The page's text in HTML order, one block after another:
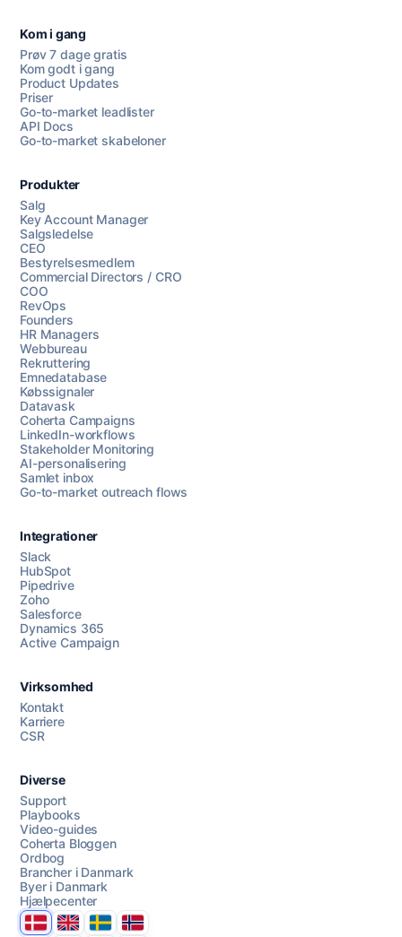
Chat med os
AI Campaign Assist
Kom i gang
Prøv 7 dage gratis
Kom godt i gang
Product Updates
Priser
Go-to-market leadlister
API Docs
Go-to-market skabeloner
Produkter
Salg
Key Account Manager
Salgsledelse
CEO
Bestyrelsesmedlem
Commercial Directors / CRO
COO
RevOps
Founders
HR Managers
Webbureau
Rekruttering
Emnedatabase
Købssignaler
Datavask
Coherta Campaigns
LinkedIn-workflows
Stakeholder Monitoring
AI-personalisering
Samlet inbox
Go-to-market outreach flows
Integrationer
Slack
HubSpot
Pipedrive
Zoho
Salesforce
Dynamics 365
Active Campaign
Virksomhed
Kontakt
Karriere
CSR
Diverse
Support
Playbooks
Video-guides
Coherta Bloggen
Ordbog
Brancher i Danmark
Byer i Danmark
Hjælpecenter
DanmarkUnited Kingdom
SverigeNorge